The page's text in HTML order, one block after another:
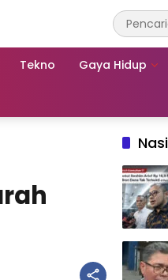
Tekno Gaya Hidup